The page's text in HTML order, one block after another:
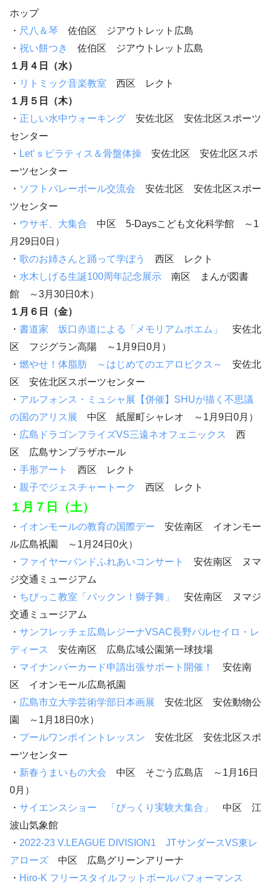
ホップ
・ 尺八＆琴 佐伯区 ジアウトレット広島
・ 祝い餅つき
佐伯区 ジアウトレット広島
１月４日（水）
・ リトミック音楽教室 西区 レクト
１月５日（木）
・ 正しい水中ウォーキング 安佐北区 安佐北区スポーツ
センター
・ Let’ｓピラティス＆骨盤体操 安佐北区 安佐北区スポ
ーツセンター
・ ソフトバレーボール交流会 安佐北区 安佐北区スポー
ツセンター
・ ウサギ、大集合 中区 5-Daysこども文化科学館 ～1
月29日0日）
・ 歌のお姉さんと踊って学ぼう
西区 レクト
・ 水木しげる生誕100周年記念展示 南区 まんが図書
館 ～3月30日0木）
１月６日（金）
・ 書道家 坂口赤道による「メモリアムポエム」
安佐北
区 フジグラン高陽 ～1月9日0月）
・ 燃やせ！体脂肪 ～はじめてのエアロビクス～
安佐北
区 安佐北区スポーツセンター
・ アルフォンス・ミュシャ展【併催】SHUが描く不思議
の国のアリス展 中区 紙屋町シャレオ ～1月9日0月）
・ 広島ドラゴンフライズVS三遠ネオフェニックス
西
区 広島サンプラザホール
・ 手形アート
西区 レクト
・ 親子でジェスチャートーク 西区 レクト
１月７日（土）
・ イオンモールの教育の国際デー 安佐南区 イオンモー
ル広島祇園 ～1月24日0火）
・ ファイヤーバンドふれあいコンサート
安佐南区 ヌマ
ジ交通ミュージアム
・ ちびっこ教室「パックン！獅子舞」
安佐南区 ヌマジ
交通ミュージアム
・ サンフレッチェ広島レジーナVSAC長野パルセイロ・レ
ディース
安佐南区 広島広域公園第一球技場
・ マイナンバーカード申請出張サポート開催！
安佐南
区 イオンモール広島祇園
・ 広島市立大学芸術学部日本画展 安佐北区 安佐動物公
園 ～1月18日0水）
・ プールワンポイントレッスン 安佐北区 安佐北区スポ
ーツセンター
・ 新春うまいもの大会 中区 そごう広島店 ～1月16日
0月）
・ サイエンスショー 「びっくり実験大集合」
中区 江
波山気象館
・ 2022-23 V.LEAGUE DIVISION1 JTサンダースVS東レ
アローズ 中区 広島グリーンアリーナ
・ Hiro-K フリースタイルフットボールパフォーマンス